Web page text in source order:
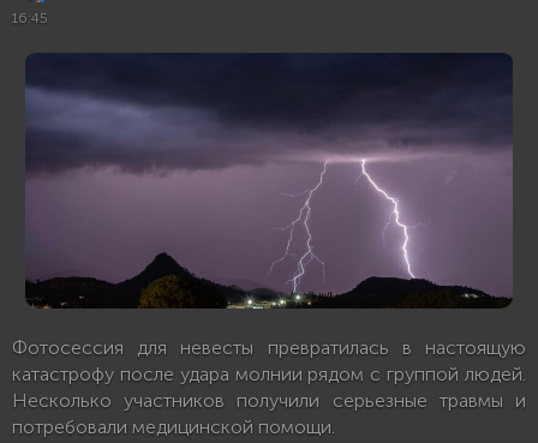
16:45
Фотосессия для невесты превратилась в настоящую
катастрофу после удара молнии рядом с группой людей.
Несколько участников получили серьезные травмы и
потребовали медицинской помощи.